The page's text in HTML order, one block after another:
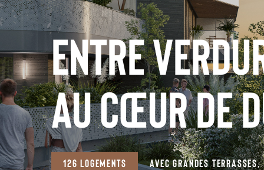
Logements
Dunkerque
DU T2 AU T5 À PARTIR DE 249 485€